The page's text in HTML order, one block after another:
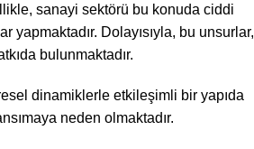
sanayi sektörü bu konuda ciddi
yapmaktadır. Dolayısıyla, bu unsurlar,
bulunmaktadır.
dinamiklerle etkileşimli bir yapıda
neden olmaktadır.